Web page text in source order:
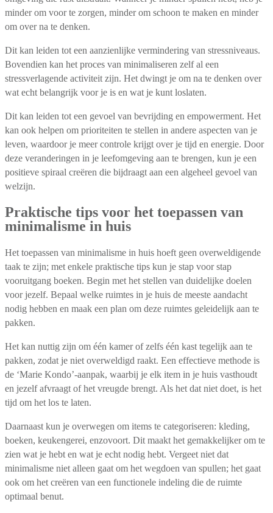
minder om voor te zorgen, minder om schoon te maken en minder
om over na te denken.
Dit kan leiden tot een aanzienlijke vermindering van stressniveaus.
Bovendien kan het proces van minimaliseren zelf al een
stressverlagende activiteit zijn. Het dwingt je om na te denken over
wat echt belangrijk voor je is en wat je kunt loslaten.
Dit kan leiden tot een gevoel van bevrijding en empowerment. Het
kan ook helpen om prioriteiten te stellen in andere aspecten van je
leven, waardoor je meer controle krijgt over je tijd en energie. Door
deze veranderingen in je leefomgeving aan te brengen, kun je een
positieve spiraal creëren die bijdraagt aan een algeheel gevoel van
welzijn.
Praktische tips voor het toepassen van
minimalisme in huis
Het toepassen van minimalisme in huis hoeft geen overweldigende
taak te zijn; met enkele praktische tips kun je stap voor stap
vooruitgang boeken. Begin met het stellen van duidelijke doelen
voor jezelf. Bepaal welke ruimtes in je huis de meeste aandacht
nodig hebben en maak een plan om deze ruimtes geleidelijk aan te
pakken.
Het kan nuttig zijn om één kamer of zelfs één kast tegelijk aan te
pakken, zodat je niet overweldigd raakt. Een effectieve methode is
de ‘Marie Kondo’-aanpak, waarbij je elk item in je huis vasthoudt
en jezelf afvraagt of het vreugde brengt. Als het dat niet doet, is het
tijd om het los te laten.
Daarnaast kun je overwegen om items te categoriseren: kleding,
boeken, keukengerei, enzovoort. Dit maakt het gemakkelijker om te
zien wat je hebt en wat je echt nodig hebt. Vergeet niet dat
minimalisme niet alleen gaat om het wegdoen van spullen; het gaat
ook om het creëren van een functionele indeling die de ruimte
optimaal benut.